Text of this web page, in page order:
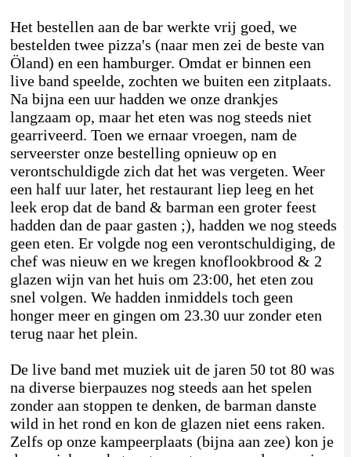
Het bestellen aan de bar werkte vrij goed, we
bestelden twee pizza's (naar men zei de beste van
Öland) en een hamburger. Omdat er binnen een
live band speelde, zochten we buiten een zitplaats.
Na bijna een uur hadden we onze drankjes
langzaam op, maar het eten was nog steeds niet
gearriveerd. Toen we ernaar vroegen, nam de
serveerster onze bestelling opnieuw op en
verontschuldigde zich dat het was vergeten. Weer
een half uur later, het restaurant liep leeg en het
leek erop dat de band & barman een groter feest
hadden dan de paar gasten ;), hadden we nog steeds
geen eten. Er volgde nog een verontschuldiging, de
chef was nieuw en we kregen knoflookbrood & 2
glazen wijn van het huis om 23:00, het eten zou
snel volgen. We hadden inmiddels toch geen
honger meer en gingen om 23.30 uur zonder eten
terug naar het plein.
De live band met muziek uit de jaren 50 tot 80 was
na diverse bierpauzes nog steeds aan het spelen
zonder aan stoppen te denken, de barman danste
wild in het rond en kon de glazen niet eens raken.
Zelfs op onze kampeerplaats (bijna aan zee) kon je